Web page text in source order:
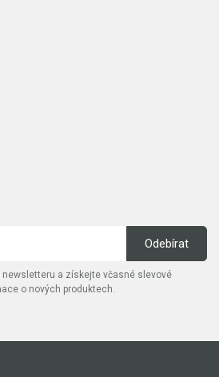
newsletteru a získejte včasné slevové
o nových produktech.